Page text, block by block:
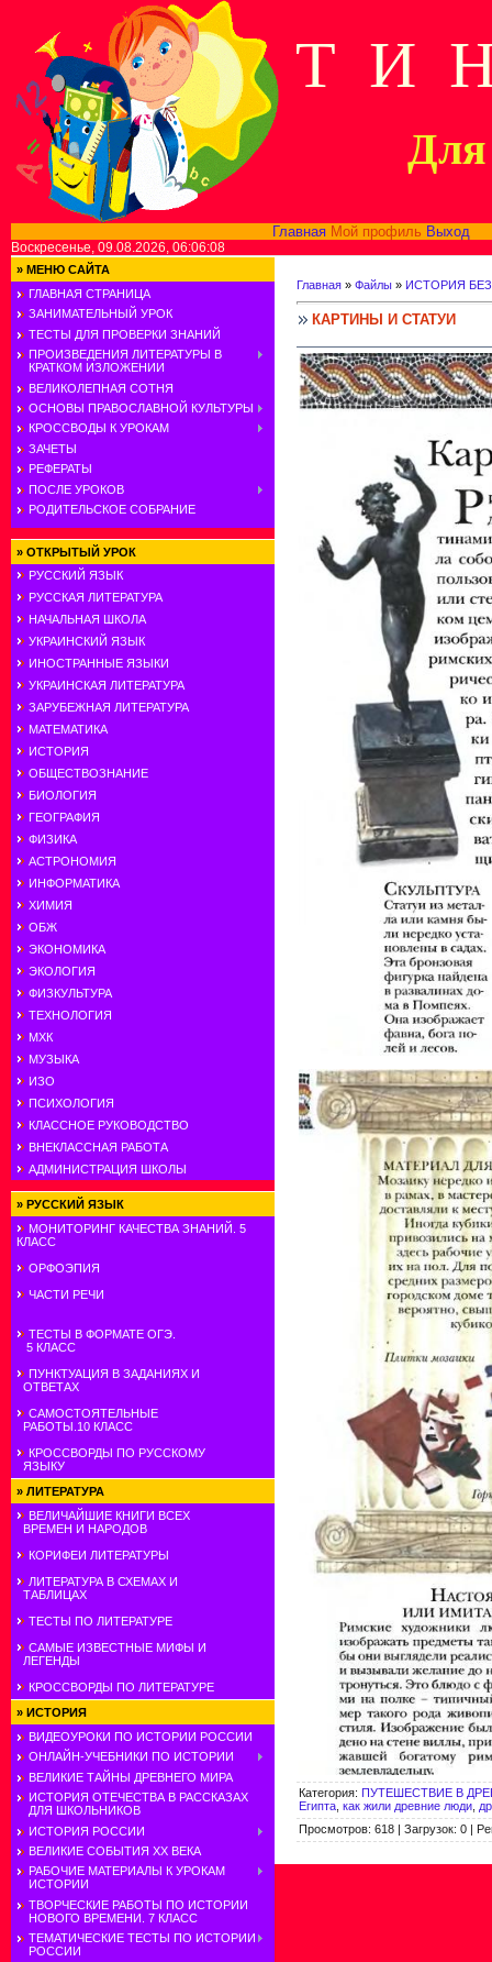
Т И
Для
Главная Мой профиль Выход
Воскресенье, 09.08.2026, 06:06:08
» МЕНЮ САЙТА
ГЛАВНАЯ СТРАНИЦА
ЗАНИМАТЕЛЬНЫЙ УРОК
ТЕСТЫ ДЛЯ ПРОВЕРКИ ЗНАНИЙ
ПРОИЗВЕДЕНИЯ ЛИТЕРАТУРЫ В
КРАТКОМ ИЗЛОЖЕНИИ
ВЕЛИКОЛЕПНАЯ СОТНЯ
ОСНОВЫ ПРАВОСЛАВНОЙ КУЛЬТУРЫ
КРОССВОДЫ К УРОКАМ
ЗАЧЕТЫ
РЕФЕРАТЫ
ПОСЛЕ УРОКОВ
РОДИТЕЛЬСКОЕ СОБРАНИЕ
» ОТКРЫТЫЙ УРОК
РУССКИЙ ЯЗЫК
РУССКАЯ ЛИТЕРАТУРА
НАЧАЛЬНАЯ ШКОЛА
УКРАИНСКИЙ ЯЗЫК
ИНОСТРАННЫЕ ЯЗЫКИ
УКРАИНСКАЯ ЛИТЕРАТУРА
ЗАРУБЕЖНАЯ ЛИТЕРАТУРА
МАТЕМАТИКА
ИСТОРИЯ
ОБЩЕСТВОЗНАНИЕ
БИОЛОГИЯ
ГЕОГРАФИЯ
ФИЗИКА
АСТРОНОМИЯ
ИНФОРМАТИКА
ХИМИЯ
ОБЖ
ЭКОНОМИКА
ЭКОЛОГИЯ
ФИЗКУЛЬТУРА
ТЕХНОЛОГИЯ
МХК
МУЗЫКА
ИЗО
ПСИХОЛОГИЯ
КЛАССНОЕ РУКОВОДСТВО
ВНЕКЛАССНАЯ РАБОТА
АДМИНИСТРАЦИЯ ШКОЛЫ
» РУССКИЙ ЯЗЫК
МОНИТОРИНГ КАЧЕСТВА ЗНАНИЙ. 5
КЛАСС
ОРФОЭПИЯ
ЧАСТИ РЕЧИ
ТЕСТЫ В ФОРМАТЕ ОГЭ.
5 КЛАСС
ПУНКТУАЦИЯ В ЗАДАНИЯХ И
ОТВЕТАХ
САМОСТОЯТЕЛЬНЫЕ
РАБОТЫ.10 КЛАСС
КРОССВОРДЫ ПО РУССКОМУ
ЯЗЫКУ
» ЛИТЕРАТУРА
ВЕЛИЧАЙШИЕ КНИГИ ВСЕХ
ВРЕМЕН И НАРОДОВ
КОРИФЕИ ЛИТЕРАТУРЫ
ЛИТЕРАТУРА В СХЕМАХ И
ТАБЛИЦАХ
ТЕСТЫ ПО ЛИТЕРАТУРЕ
САМЫЕ ИЗВЕСТНЫЕ МИФЫ И
ЛЕГЕНДЫ
КРОССВОРДЫ ПО ЛИТЕРАТУРЕ
» ИСТОРИЯ
ВИДЕОУРОКИ ПО ИСТОРИИ РОССИИ
ОНЛАЙН-УЧЕБНИКИ ПО ИСТОРИИ
ВЕЛИКИЕ ТАЙНЫ ДРЕВНЕГО МИРА
ИСТОРИЯ ОТЕЧЕСТВА В РАССКАЗАХ
ДЛЯ ШКОЛЬНИКОВ
ИСТОРИЯ РОССИИ
ВЕЛИКИЕ СОБЫТИЯ ХХ ВЕКА
РАБОЧИЕ МАТЕРИАЛЫ К УРОКАМ
ИСТОРИИ
ТВОРЧЕСКИЕ РАБОТЫ ПО ИСТОРИИ
НОВОГО ВРЕМЕНИ. 7 КЛАСС
ТЕМАТИЧЕСКИЕ ТЕСТЫ ПО ИСТОРИИ
РОССИИ
Главная » Файлы » ИСТОРИЯ
КАРТИНЫ И СТАТУИ
Категория: ПУТЕШЕСТВИЕ В
Египта как жили древние люди
Просмотров: 618 | Загрузок: 0 |